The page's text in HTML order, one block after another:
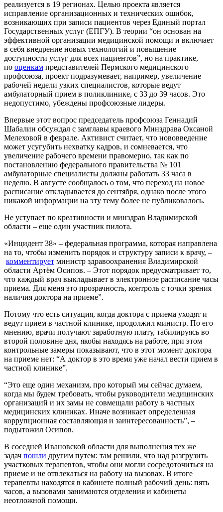
реализуется в 19 регионах. Целью проекта является
исправление организационных и технических ошибок,
возникающих при записи пациентов через Единый портал
Государственных услуг (ЕПГУ). В теории “он основан на
эффективной организации медицинской помощи и включает
в себя внедрение новых технологий и повышение
доступности услуг для всех пациентов”, но на практике,
по оценкам представителей Пермского медицинского
профсоюза, проект подразумевает, например, увеличение
рабочей недели узких специалистов, которые ведут
амбулаторный прием в поликлинике, с 33 до 39 часов. Это
недопустимо, убеждены профсоюзные лидеры.
Впервые этот вопрос председатель профсоюза Геннадий
Шабалин обсуждал с замглавы краевого Минздрава Оксаной
Мелеховой в феврале. Активист считает, что нововведение
может усугубить нехватку кадров, и сомневается, что
увеличение рабочего времени правомерно, так как по
постановлению федерального правительства № 101
амбулаторные специалисты должны работать 33 часа в
неделю. В августе сообщалось о том, что переход на новое
расписание откладывается до сентября, однако после этого
никакой информации на эту тему более не публиковалось.
Не уступает по креативности и минздрав Владимирской
области – еще один участник пилота.
«Инцидент 38» – федеральная программа, которая направлена
на то, чтобы изменить порядок и структуру записи к врачу, –
комментирует министр здравоохранения Владимирской
области Артём Осипов. – Этот порядок предусматривает то,
что каждый врач выкладывает в электронное расписание часы
приема. Для меня это прозрачность, контроль с точки зрения
наличия доктора на приеме”.
Потому что есть ситуация, когда доктора с приема уходят и
ведут прием в частной клинике, продолжил министр. По его
мнению, врачи получают заработную плату, табилируясь во
второй половине дня, якобы находясь на работе, при этом
контрольные замеры показывают, что в этот момент доктора
на приеме нет: “А доктор в это время уже начал вести прием в
частной клинике”.
“Это еще один механизм, про который мы сейчас думаем,
когда мы будем требовать, чтобы руководители медицинских
организаций и их замы не совмещали работу в частных
медицинских клиниках. Иначе возникает определенная
коррупционная составляющая и заинтересованность”, –
подытожил Осипов.
В соседней Ивановской области для выполнения тех же
задач пошли другим путем: там решили, что над разгрузить
участковых терапевтов, чтобы они могли сосредоточиться на
приеме и не отвлекаться на работу на вызовах. В итоге
терапевты находятся в кабинете полный рабочий день: пять
часов, а вызовами занимаются отделения и кабинеты
неотложной помощи.